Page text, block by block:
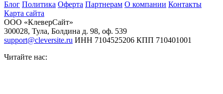
Блог Политика Оферта Партнерам О компании Контакты
Карта сайта
ООО «КлеверСайт»
300028, Тула, Болдина д. 98, оф. 539
support@cleversite.ru ИНН 7104525206 КПП 710401001
Читайте нас: